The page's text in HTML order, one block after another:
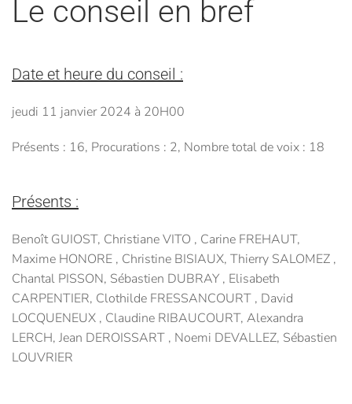
Le conseil en bref
Date et heure du conseil :
jeudi 11 janvier 2024 à 20H00
Présents : 16, Procurations : 2, Nombre total de voix : 18
Présents :
Benoît GUIOST, Christiane VITO , Carine FREHAUT,
Maxime HONORE , Christine BISIAUX, Thierry SALOMEZ ,
Chantal PISSON, Sébastien DUBRAY , Elisabeth
CARPENTIER, Clothilde FRESSANCOURT , David
LOCQUENEUX , Claudine RIBAUCOURT, Alexandra
LERCH, Jean DEROISSART , Noemi DEVALLEZ, Sébastien
LOUVRIER